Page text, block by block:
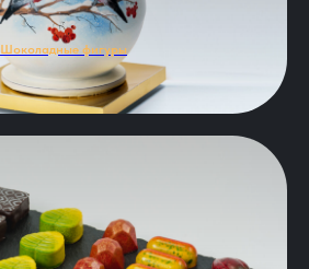
Шоколадные фигуры